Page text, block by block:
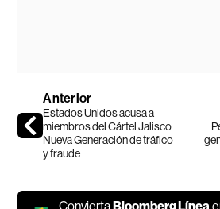
Anterior
Estados Unidos acusa a
miembros del Cártel Jalisco
Nueva Generación de tráfico
y fraude
ConviertaBloomberg Línea